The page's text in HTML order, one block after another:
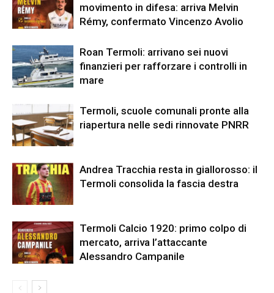
movimento in difesa: arriva Melvin
Rémy, confermato Vincenzo Avolio
Roan Termoli: arrivano sei nuovi
finanzieri per rafforzare i controlli in
mare
Termoli, scuole comunali pronte alla
riapertura nelle sedi rinnovate PNRR
Andrea Tracchia resta in giallorosso: il
Termoli consolida la fascia destra
Termoli Calcio 1920: primo colpo di
mercato, arriva l’attaccante
Alessandro Campanile